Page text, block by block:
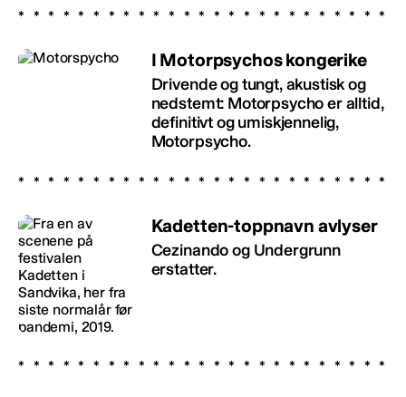
I Motorpsychos kongerike
Drivende og tungt, akustisk og
nedstemt: Motorpsycho er alltid,
definitivt og umiskjennelig,
Motorpsycho.
Kadetten-toppnavn avlyser
Cezinando og Undergrunn
erstatter.